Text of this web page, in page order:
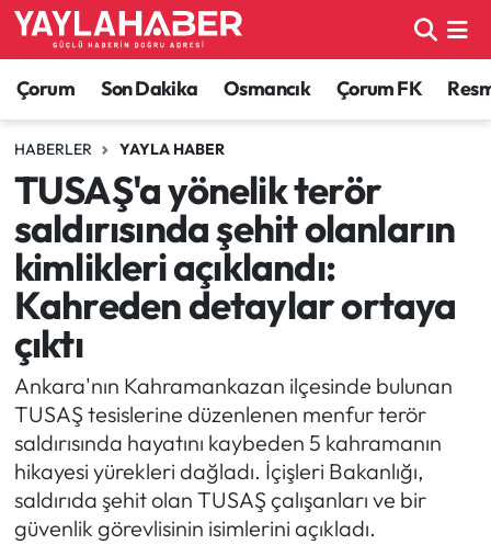
Çorum Son Dakika Osmancık Çorum FK
HABERLER YAYLA HABER
TUSAŞ'a yönelik terör
saldırısında şehit olanların
kimlikleri açıklandı:
Kahreden detaylar ortaya
çıktı
Ankara'nın Kahramankazan ilçesinde bulunan
TUSAŞ tesislerine düzenlenen menfur terör
saldırısında hayatını kaybeden 5 kahramanın
hikayesi yürekleri dağladı. İçişleri Bakanlığı,
saldırıda şehit olan TUSAŞ çalışanları ve bir
güvenlik görevlisinin isimlerini açıkladı.
Alaca Haberleri
Bayat Haberleri
Bilgi - Keşfet Haberleri
Bilim ve Teknoloji
Boğazkale Haberleri
Çorum Haberleri
Çorum Son Dakika Haberleri
Dodurga Haberleri
Eğitim
Çorum Nöbetçi Eczaneler
Çorum Hava Durumu
Çorum Namaz Vakitleri
Çorum Trafik Yoğunluk Haritası
TFF 1.Lig Puan Durumu ve Fikstür
Tüm Manşetler
Son Dakika Haberleri
Haber Arşivi